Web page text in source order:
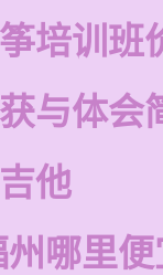
培训班
与体会
他
哪里